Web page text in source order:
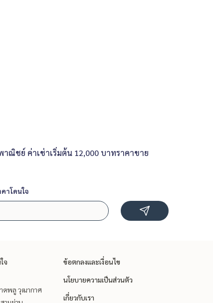
าณิชย์ ค่าเช่าเริ่มต้น 12,000 บาทราคาขาย
าโดนใจ
จ
ดพลู วุฒากาศ
ข้อตกลงและเงื่อนไข
นโยบายความเป็นส่วนตัว
เกี่ยวกับเรา